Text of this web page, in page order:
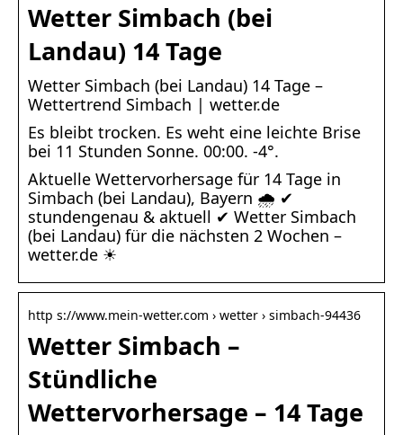
Wetter Simbach (bei
Landau) 14 Tage
Wetter Simbach (bei Landau) 14 Tage –
Wettertrend Simbach | wetter.de
Es bleibt trocken. Es weht eine leichte Brise
bei 11 Stunden Sonne. 00:00. -4°.
Aktuelle Wettervorhersage für 14 Tage in
Simbach (bei Landau), Bayern 🌧️ ✔
stundengenau & aktuell ✔ Wetter Simbach
(bei Landau) für die nächsten 2 Wochen –
wetter.de ☀
http s://www.mein-wetter.com › wetter › simbach-94436
Wetter Simbach –
Stündliche
Wettervorhersage – 14 Tage